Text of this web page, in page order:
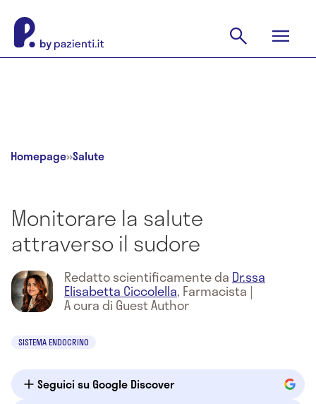
Homepage»Salute
Monitorare la salute
attraverso il sudore
Redatto scientificamente da Dr.ssa
Elisabetta Ciccolella, Farmacista |
A cura di Guest Author
SISTEMA ENDOCRINO
Seguici su Google Discover